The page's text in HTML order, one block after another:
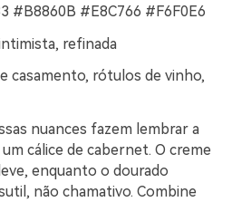
#B8860B #E8C766 #F6F0E6
refinada
casamento, rótulos de vinho,
nuances fazem lembrar a
cálice de cabernet. O creme
enquanto o dourado
não chamativo. Combine